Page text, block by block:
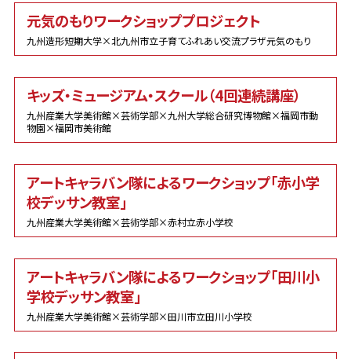
元気のもりワークショッププロジェクト
九州造形短期大学×北九州市立子育てふれあい交流プラザ元気のもり
キッズ・ミュージアム・スクール（4回連続講座）
九州産業大学美術館×芸術学部×九州大学総合研究博物館×福岡市動
物園×福岡市美術館
アートキャラバン隊によるワークショップ「赤小学
校デッサン教室」
九州産業大学美術館×芸術学部×赤村立赤小学校
アートキャラバン隊によるワークショップ「田川小
学校デッサン教室」
九州産業大学美術館×芸術学部×田川市立田川小学校